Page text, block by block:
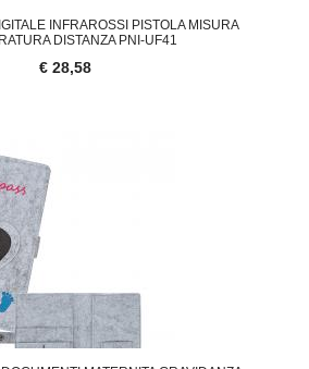
INFRAROSSI PISTOLA MISURA
DISTANZA PNI-UF41
€ 28,58